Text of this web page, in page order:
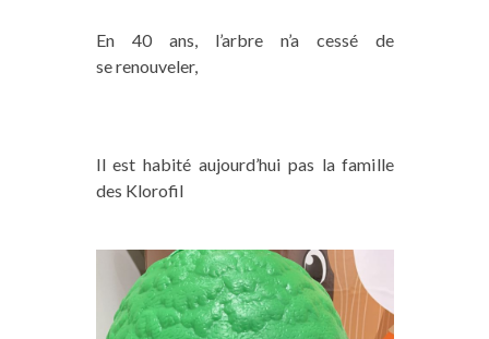
En 40 ans, l’arbre n’a cessé de
se renouveler,
Il est habité aujourd’hui pas la famille
des Klorofil